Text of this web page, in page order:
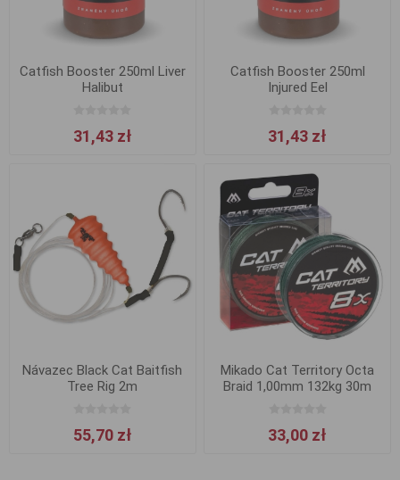
Catfish Booster 250ml Liver
Halibut
31,43 zł
Catfish Booster 250ml
Injured Eel
31,43 zł
Návazec Black Cat Baitfish
Tree Rig 2m
55,70 zł
Mikado Cat Territory Octa
Braid 1,00mm 132kg 30m
33,00 zł